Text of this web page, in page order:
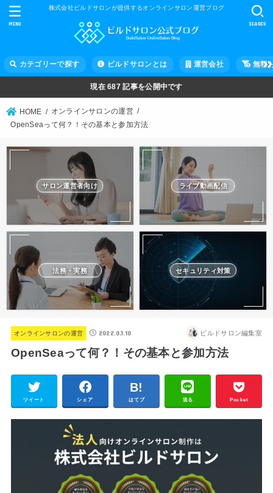
株式会社ビルドサロンが提供するオンラインサロン運営ブログ
カテゴリーで探す ビルドサロンとは 運営会社 無料
SEARCH
MENU
現在687 記事を公開中です
HOME
オンラインサロンの運営
OpenSeaって何？！その基本と参加方法
サロン運営者向け ライブ動画配信
法務・実務 セキュリティ対策
オンラインサロンの運営 2022.03.10 ビルドサロン編集室
OpenSeaって何？！その基本と参加方法
ツイート シェア はてブ 送る Pocket